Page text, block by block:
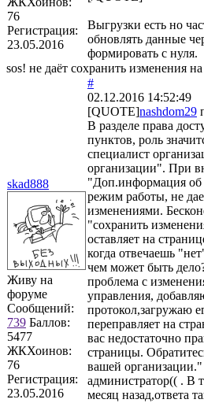
76
Регистрация:
23.05.2016
Выгрузки есть но
обновлять данные
формировать с нуля.
sos! не даёт сохранить изменения
skad888
Живу на
форуме
Сообщений:
739 Баллов:
5477
ЖКХоинов:
76
Регистрация:
23.05.2016
#
02.12.2016 14:52:49
[QUOTE]nashdom29
В разделе права
пунктов, роль
специалист
организации". При
"Доп.информация об
режим работы, не
изменениями.
"сохранить
оставляет на
когда отвечаешь
чем может быть
проблема с
управления,
протокол,загружаю
переправляет на
вас недостаточно
страницы.
вашей организации."
администратор(( . В
месяц назад,ответа